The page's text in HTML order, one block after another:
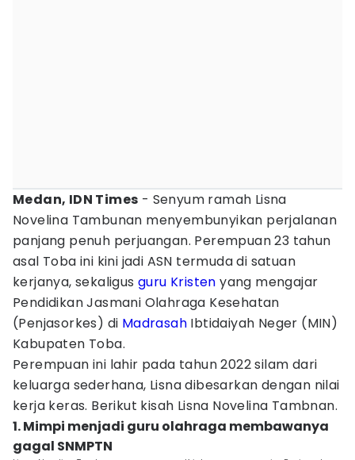
Medan, IDN Times - Senyum ramah Lisna
Novelina Tambunan menyembunyikan perjalanan
panjang penuh perjuangan. Perempuan 23 tahun
asal Toba ini kini jadi ASN termuda di satuan
kerjanya, sekaligus guru Kristen yang mengajar
Pendidikan Jasmani Olahraga Kesehatan
(Penjasorkes) di Madrasah Ibtidaiyah Neger (MIN)
Kabupaten Toba.
Perempuan ini lahir pada tahun 2022 silam dari
keluarga sederhana, Lisna dibesarkan dengan nilai
kerja keras. Berikut kisah Lisna Novelina Tambnan.
1. Mimpi menjadi guru olahraga membawanya
gagal SNMPTN